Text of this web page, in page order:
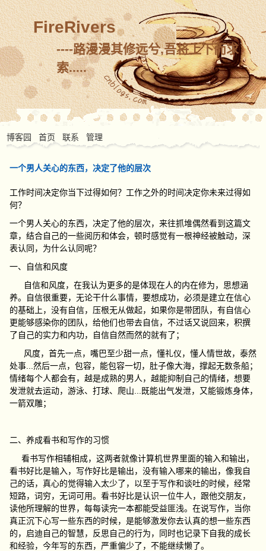
FireRivers
----路漫漫其修远兮,吾将上下而求
索.....
博客园 首页 联系 管理
一个男人关心的东西，决定了他的层次
工作时间决定你当下过得如何？工作之外的时间决定你未来过得如
何？
一个男人关心的东西，决定了他的层次，来往抓堆偶然看到这篇文
章，结合自己的一些阅历和体会，顿时感觉有一根神经被触动，深
表认同，为什么认同呢？
一、自信和风度
自信和风度，在我认为更多的是体现在人的内在修为，思想涵
养。自信很重要，无论干什么事情，要想成功，必须是建立在信心
的基础上，没有自信，压根无从做起，如果你是带团队，有自信心
更能够感染你的团队，给他们也带去自信，不过话又说回来，积撰
了自己的实力和内功，自信自然而然的就有了；
风度，首先一点，嘴巴至少甜一点，懂礼仪，懂人情世故，泰然
处事...然后一点，包容，能包容一切，肚子像大海，撑起无数条船；
情绪每个人都会有，越是成熟的男人，越能抑制自己的情绪，想要
发泄就去运动，游泳、打球、爬山...既能出气发泄，又能锻炼身体，
一箭双雕；
二、养成看书和写作的习惯
看书写作相辅相成，这两者就像计算机世界里面的输入和输出，
看书好比是输入，写作好比是输出，没有输入哪来的输出，像我自
己的话，真心的觉得输入太少了，以至于写作和谈吐的时候，经常
短路，词穷，无词可用。看书好比是认识一位牛人，跟他交朋友，
读他所理解的世界，每每读完一本都能受益匪浅。在说写作，当你
真正沉下心写一些东西的时候，是能够激发你去认真的想一些东西
的，启迪自己的智慧，反思自己的行为，同时也记录下自我的成长
和经验，今年写的东西，严重偏少了，不能继续懒了。